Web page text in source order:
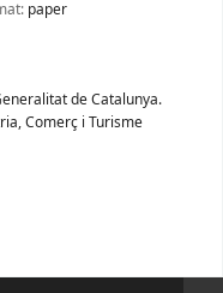
paper
de Catalunya.
Comerç i Turisme